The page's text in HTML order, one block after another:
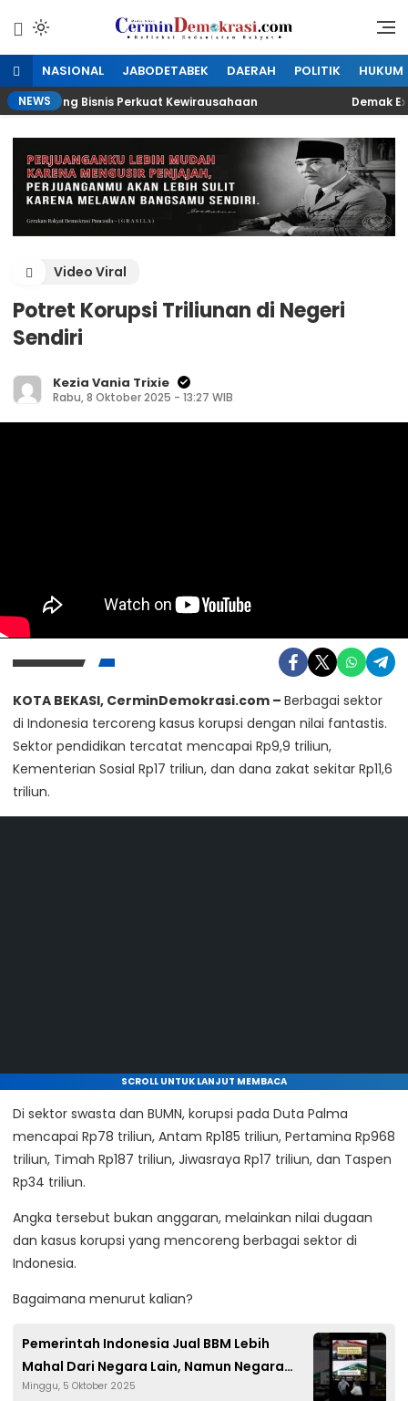
konten
CerminDemokrasi.com
Refleksi Kedaulatan Rakyat
NASIONAL JABODETABEK DAERAH POLITIK HUKUM
NEWS
Peluang Bisnis Perkuat Kewirausahaan Demak
Video Viral
Potret Korupsi Triliunan di Negeri
Sendiri
Kezia Vania Trixie
Rabu, 8 Oktober 2025 - 13:27 WIB
KOTA BEKASI, CerminDemokrasi.com – Berbagai sektor
di Indonesia tercoreng kasus korupsi dengan nilai fantastis.
Sektor pendidikan tercatat mencapai Rp9,9 triliun,
Kementerian Sosial Rp17 triliun, dan dana zakat sekitar Rp11,6
triliun.
SCROLL UNTUK LANJUT MEMBACA
Kunjungi Website Resmi Cermin Demokrasi
Pidato Soekarno Tentang Netralitas TNI
Kembali Ramai Dibagikan Di Media Sosial
Di sektor swasta dan BUMN, korupsi pada Duta Palma
mencapai Rp78 triliun, Antam Rp185 triliun, Pertamina Rp968
triliun, Timah Rp187 triliun, Jiwasraya Rp17 triliun, dan Taspen
Rp34 triliun.
Angka tersebut bukan anggaran, melainkan nilai dugaan
dan kasus korupsi yang mencoreng berbagai sektor di
Indonesia.
Bagaimana menurut kalian?
Pemerintah Indonesia Jual BBM Lebih
Mahal Dari Negara Lain, Namun Negara
Tetap Rugi?
Minggu, 5 Oktober 2025